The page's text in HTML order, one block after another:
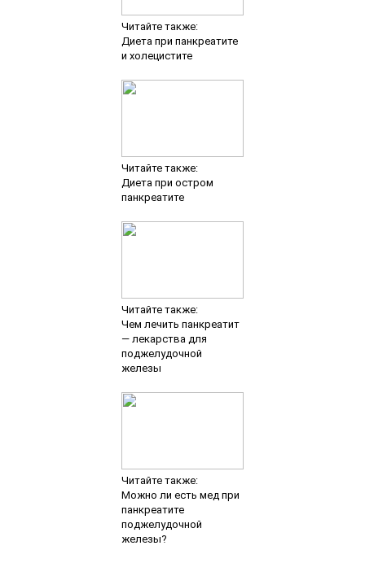
Читайте также:
Диета при панкреатите
и холецистите
Читайте также:
Диета при остром
панкреатите
Читайте также:
Чем лечить панкреатит
— лекарства для
поджелудочной
железы
Читайте также:
Можно ли есть мед при
панкреатите
поджелудочной
железы?